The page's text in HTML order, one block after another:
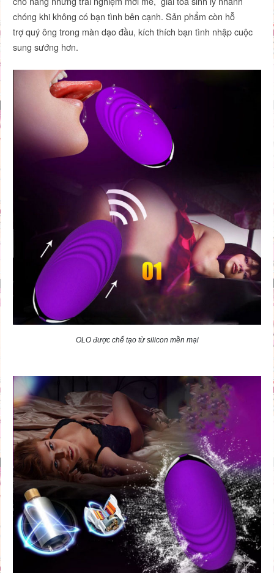
chóng khi không có bạn tình bên cạnh. Sản phẩm còn hỗ
trợ quý ông trong màn dạo đầu, kích thích bạn tình nhập cuộc
sung sướng hơn.
OLO được chế tạo từ silicon mền mại